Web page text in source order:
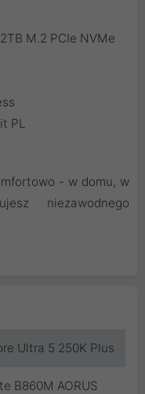
M.2 PCIe NVMe
PL
- w domu, w
niezawodnego
Ultra 5 250K Plus
B860M AORUS